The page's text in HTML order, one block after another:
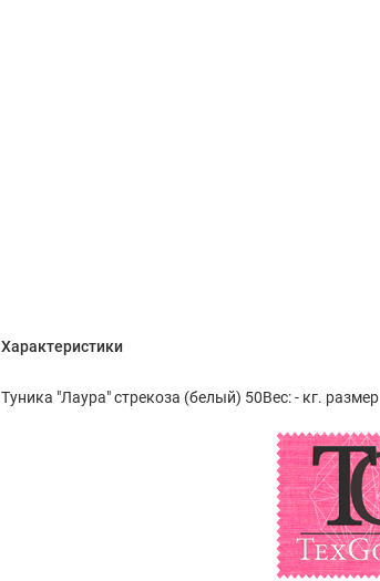
Характеристики
Туника "Лаура" стрекоза (белый) 50Вес: - кг. размер